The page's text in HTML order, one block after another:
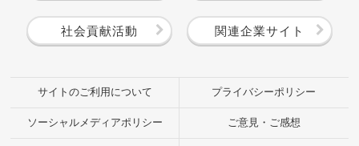
社会貢献活動 関連企業サイト
サイトのご利用について プライバシーポリシー
ソーシャルメディアポリシー ご意見・ご感想